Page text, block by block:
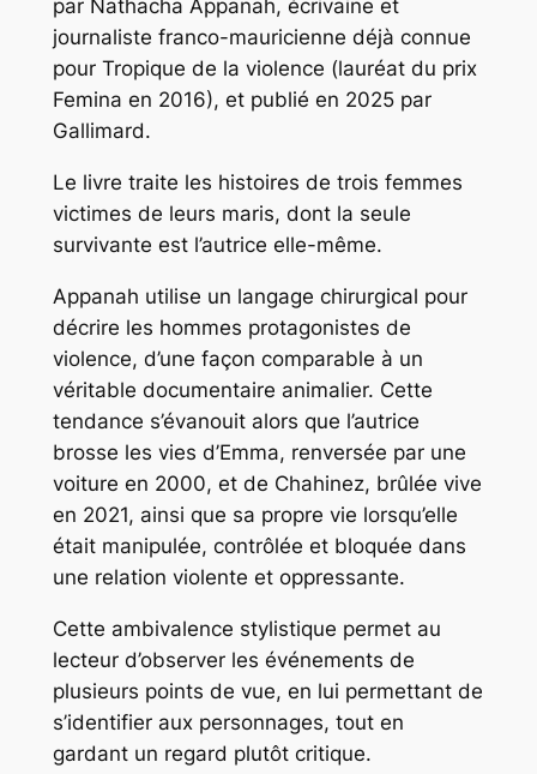
par Nathacha Appanah, écrivaine et
journaliste franco-mauricienne déjà connue
pour Tropique de la violence (lauréat du prix
Femina en 2016), et publié en 2025 par
Gallimard.
Le livre traite les histoires de trois femmes
victimes de leurs maris, dont la seule
survivante est l’autrice elle-même.
Appanah utilise un langage chirurgical pour
décrire les hommes protagonistes de
violence, d’une façon comparable à un
véritable documentaire animalier. Cette
tendance s’évanouit alors que l’autrice
brosse les vies d’Emma, renversée par une
voiture en 2000, et de Chahinez, brûlée vive
en 2021, ainsi que sa propre vie lorsqu’elle
était manipulée, contrôlée et bloquée dans
une relation violente et oppressante.
Cette ambivalence stylistique permet au
lecteur d’observer les événements de
plusieurs points de vue, en lui permettant de
s’identifier aux personnages, tout en
gardant un regard plutôt critique.